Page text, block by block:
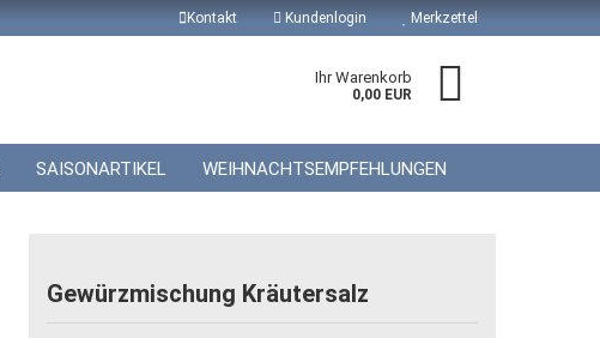
Kontakt Kundenlogin Merkzettel
Ihr Warenkorb
0,00 EUR
SAISONARTIKEL WEIHNACHTSEMPFEHLUNGEN
Gewürzmischung Kräutersalz